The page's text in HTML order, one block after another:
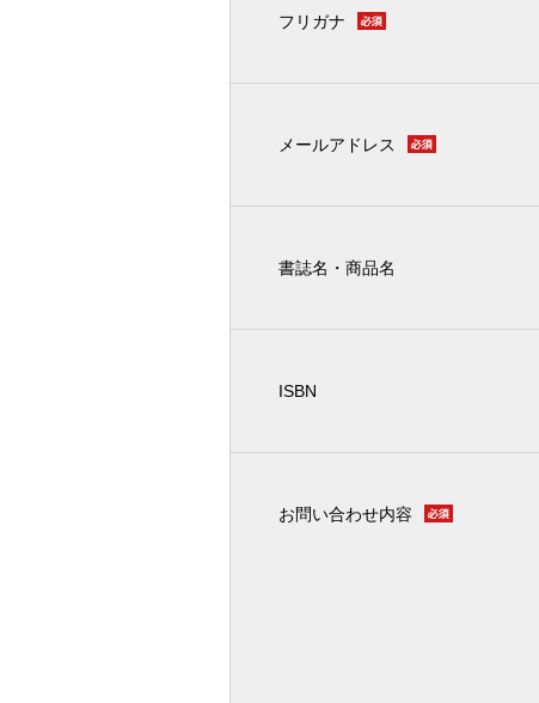
フリガナ
メールアドレス
書誌名・商品名
ISBN
お問い合わせ内容